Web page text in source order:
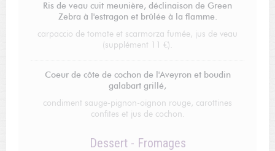
Ris de veau cuit meunière, déclinaison de Green
Zebra à l'estragon et brûlée à la flamme.
carpaccio de tomate et scarmorza fumée, jus de veau
(supplément 11 €).
Coeur de côte de cochon de l'Aveyron et boudin
galabart grillé,
condiment sauge-pignon-oignon rouge, carottines
confites et jus de cochon.
Dessert - Fromages